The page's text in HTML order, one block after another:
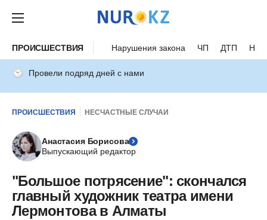
ПРОИСШЕСТВИЯ Нарушения закона ЧП ДТП
Провели подряд дней с нами
ПРОИСШЕСТВИЯ НЕСЧАСТНЫЕ СЛУЧАИ
Анастасия Борисова
Выпускающий редактор
"Большое потрясение": скончался
главный художник театра имени
Лермонтова в Алматы